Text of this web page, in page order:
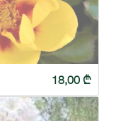
18,00 ₾